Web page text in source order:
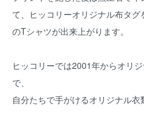
て、ヒッコリーオリジナル布タ
のTシャツが出来上がります。
ヒッコリーでは2001年からオリ
で、
自分たちで手がけるオリジナル衣